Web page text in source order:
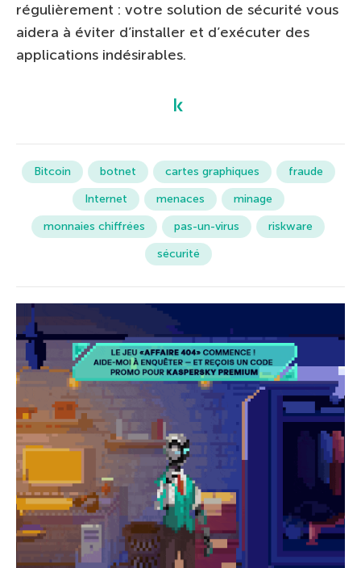
régulièrement : votre solution de sécurité vous
aidera à éviter d’installer et d’exécuter des
applications indésirables.
Bitcoin botnet cartes graphiques
fraude
Internet
menaces
minage
monnaies chiffrées
pas-un-virus
riskware
sécurité